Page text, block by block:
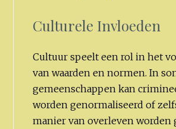
Culturele Invloeden
Cultuur speelt een rol in het
van waarden en normen. In
gemeenschappen kan
worden genormaliseerd of
manier van overleven worden